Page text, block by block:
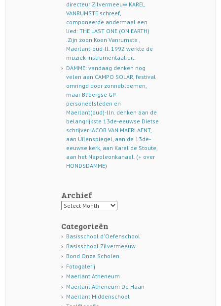
directeur Zilvermeeuw KAREL
VANRUMSTE schreef,
componeerde andermaal een
lied: THE LAST ONE (ON EARTH)
.Zijn zoon Koen Vanrumste ,
Maerlant-oud-ll. 1992 werkte de
muziek instrumentaal uit.
DAMME: vandaag denken nog
velen aan CAMPO SOLAR, festival
omringd door zonnebloemen,
maar Bl’bergse GP-
personeelsleden en
Maerlant(oud)-lln. denken aan de
belangrijkste 13de-eeuwse Dietse
schrijver JACOB VAN MAERLAENT,
aan Uilenspiegel, aan de 13de-
eeuwse kerk, aan Karel de Stoute,
aan het Napoleonkanaal. (+ over
HONDSDAMME)
Archief
Archief
Categorieën
Basisschool d'Oefenschool
Basisschool Zilvermeeuw
Bond Onze Scholen
Fotogalerij
Maerlant Atheneum
Maerlant Atheneum De Haan
Maerlant Middenschool